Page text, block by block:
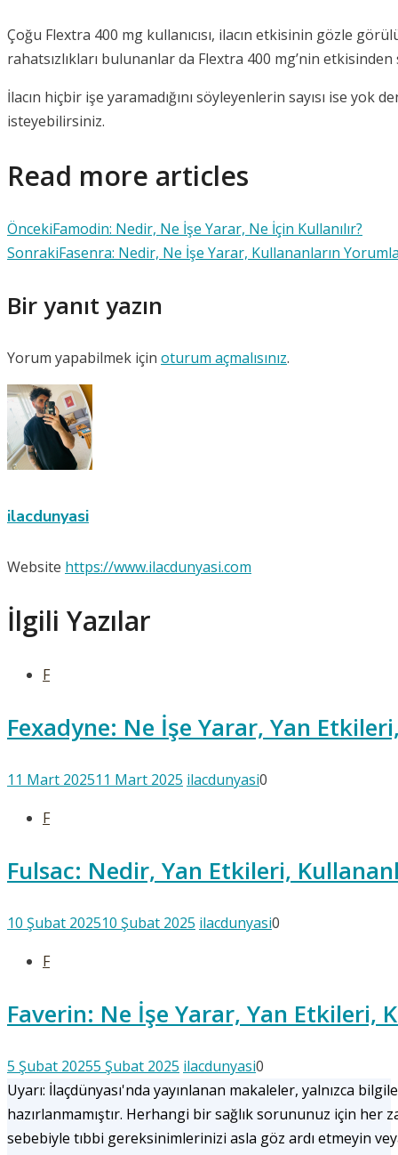
Çoğu Flextra 400 mg kullanıcısı, ilacın etkisinin gözle
rahatsızlıkları bulunanlar da Flextra 400 mg’nin
İlacın hiçbir işe yaramadığını söyleyenlerin sayısı ise
isteyebilirsiniz.
Read more articles
ÖncekiFamodin: Nedir, Ne İşe Yarar, Ne İçin Kullanılır?
SonrakiFasenra: Nedir, Ne İşe Yarar, Kullananların
Bir yanıt yazın
Yorum yapabilmek için oturum açmalısınız.
ilacdunyasi
Website https://www.ilacdunyasi.com
İlgili Yazılar
F
Fexadyne: Ne İşe Yarar, Yan
11 Mart 202511 Mart 2025 ilacdunyasi0
F
Fulsac: Nedir, Yan Etkileri,
10 Şubat 202510 Şubat 2025 ilacdunyasi0
F
Faverin: Ne İşe Yarar, Yan Etkileri,
5 Şubat 20255 Şubat 2025 ilacdunyasi0
Uyarı: İlaçdünyası'nda yayınlanan makaleler, yalnızca
hazırlanmamıştır. Herhangi bir sağlık sorununuz için her
sebebiyle tıbbi gereksinimlerinizi asla göz ardı etmeyin